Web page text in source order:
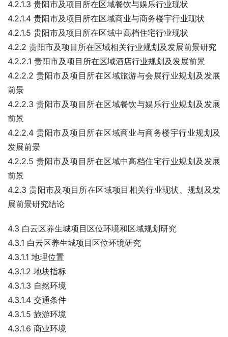
4.2.1.3 贵阳市及项目所在区域餐饮与娱乐行业现状
4.2.1.4 贵阳市及项目所在区域商业与商务楼宇行业现状
4.2.1.5 贵阳市及项目所在区域中高档住宅行业现状
4.2.2 贵阳市及项目所在区域相关行业规划及发展前景研究
4.2.2.1 贵阳市及项目所在区域酒店行业规划及发展前景
4.2.2.2 贵阳市及项目所在区域旅游与会展行业规划及发展
前景
4.2.2.3 贵阳市及项目所在区域餐饮与娱乐行业规划及发展
前景
4.2.2.4 贵阳市及项目所在区域商业与商务楼宇行业规划及
发展前景
4.2.2.5 贵阳市及项目所在区域中高档住宅行业规划及发展
前景
4.2.3 贵阳市及项目所在区域项目相关行业现状、规划及发
展前景研究结论
4.3 白云区养生城项目区位环境和区域规划研究
4.3.1 白云区养生城项目区位环境研究
4.3.1.1 地理位置
4.3.1.2 地块指标
4.3.1.3 自然环境
4.3.1.4 交通条件
4.3.1.5 旅游环境
4.3.1.6 商业环境